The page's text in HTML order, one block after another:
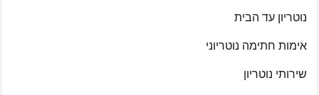
נוטריון עד הבית
אימות חתימה נוטריוני
שירותי נוטריון